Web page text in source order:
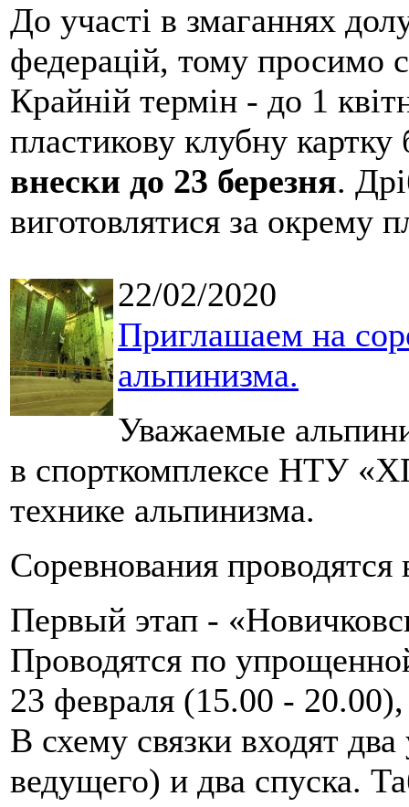
До участі в змаганнях
федерацій, тому просимо
Крайній термін - до 1
пластикову клубну
внески до 23 березня.
виготовлятися за окрему
22/02/2020
Приглашаем на
альпинизма.
Уважаемые
в спорткомплексе НТУ
технике альпинизма.
Соревнования проводятся
Первый этап -
Проводятся по
23 февраля (15.00 -
В схему связки входят
ведущего) и два спуска.